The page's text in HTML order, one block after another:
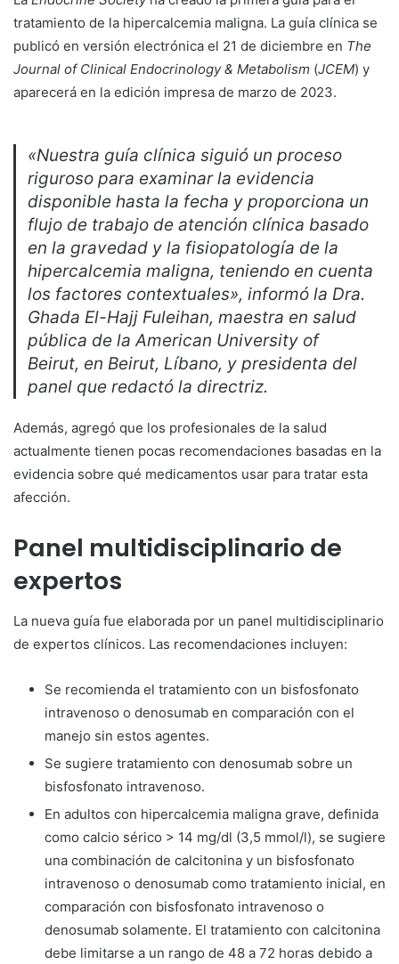
tratamiento de la hipercalcemia maligna. La guía clínica se
publicó en versión electrónica el 21 de diciembre en The
Journal of Clinical Endocrinology & Metabolism (JCEM) y
aparecerá en la edición impresa de marzo de 2023.
«Nuestra guía clínica siguió un proceso
riguroso para examinar la evidencia
disponible hasta la fecha y proporciona un
flujo de trabajo de atención clínica basado
en la gravedad y la fisiopatología de la
hipercalcemia maligna, teniendo en cuenta
los factores contextuales», informó la Dra.
Ghada El-Hajj Fuleihan, maestra en salud
pública de laAmerican University of
Beirut, en Beirut, Líbano, y presidenta del
panel que redactó la directriz.
Además, agregó que los profesionales de la salud
actualmente tienen pocas recomendaciones basadas en la
evidencia sobre qué medicamentos usar para tratar esta
afección.
Panel multidisciplinario de
expertos
La nueva guía fue elaborada por un panel multidisciplinario
de expertos clínicos. Las recomendaciones incluyen:
Se recomienda el tratamiento con un bisfosfonato
intravenoso o denosumab en comparación con el
manejo sin estos agentes.
Se sugiere tratamiento con denosumab sobre un
bisfosfonato intravenoso.
En adultos con hipercalcemia maligna grave, definida
como calcio sérico > 14 mg/dl (3,5 mmol/l), se sugiere
una combinación de calcitonina y un bisfosfonato
intravenoso o denosumab como tratamiento inicial, en
comparación con bisfosfonato intravenoso o
denosumab solamente. El tratamiento con calcitonina
debe limitarse a un rango de 48 a 72 horas debido a